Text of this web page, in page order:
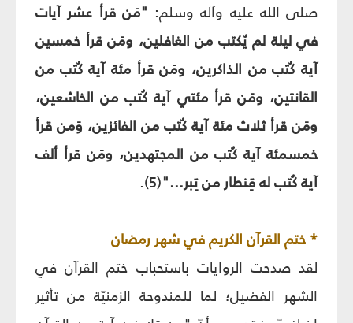
صلى الله عليه وآله وسلم: "مَن قرأ عشر آيات
في ليلة لم يُكتب من الغافلين، ومَن قرأ خمسين
آية كُتب من الذاكرين، ومَن قرأ مئة آية كُتب من
القانتين، ومَن قرأ مئتي آية كُتب من الخاشعين،
ومَن قرأ ثلاث مئة آية كُتب من الفائزين، وَمن قرأ
خمسمئة آية كُتب من المجتهدين، ومَن قرأ ألف
آية كُتب له قِنطار من تِبر..."(5).
* ختم القرآن الكريم في شهر رمضان
لقد صدحت الروايات باستحباب ختم القرآن في
الشهر الفضيل؛ لما للمندوحة الزمنيّة من تأثير